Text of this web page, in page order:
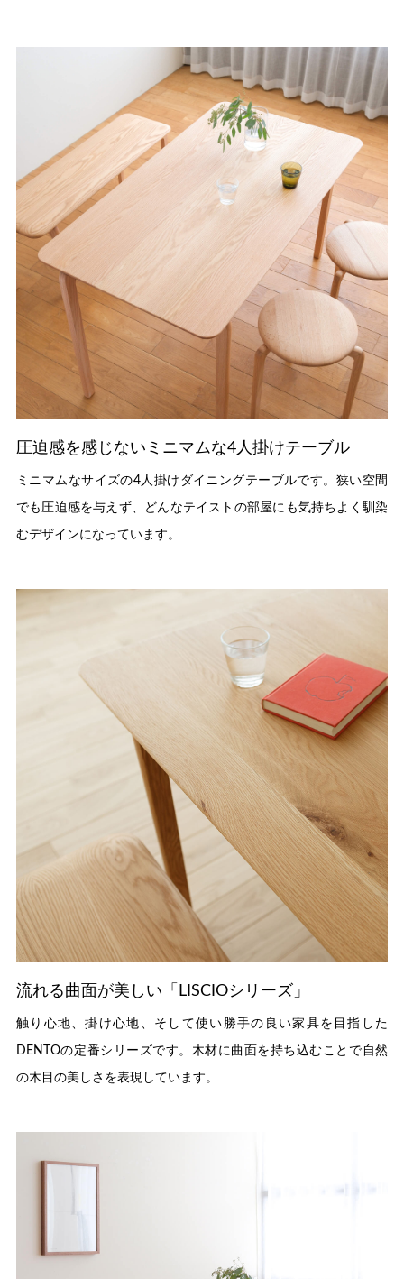
圧迫感を感じないミニマムな4人掛けテーブル
ミニマムなサイズの4人掛けダイニングテーブルです。狭い空間
でも圧迫感を与えず、どんなテイストの部屋にも気持ちよく馴染
むデザインになっています。
流れる曲面が美しい「LISCIOシリーズ」
触り心地、掛け心地、そして使い勝手の良い家具を目指した
DENTOの定番シリーズです。木材に曲面を持ち込むことで自然
の木目の美しさを表現しています。